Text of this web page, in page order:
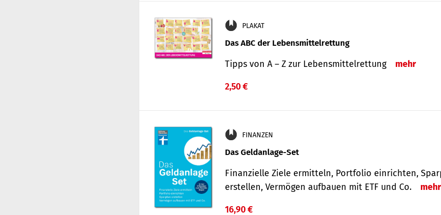
PLAKAT
Das ABC der Lebensmittelrettung
Tipps von A – Z zur Lebensmittelrettung mehr
2,50 €
FINANZEN
Das Geldanlage-Set
Finanzielle Ziele ermitteln, Portfolio einrichten,
erstellen, Vermögen aufbauen mit ETF und Co.
mehr
16,90 €